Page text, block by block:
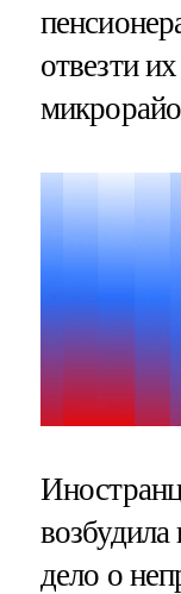
отвезти
дело о